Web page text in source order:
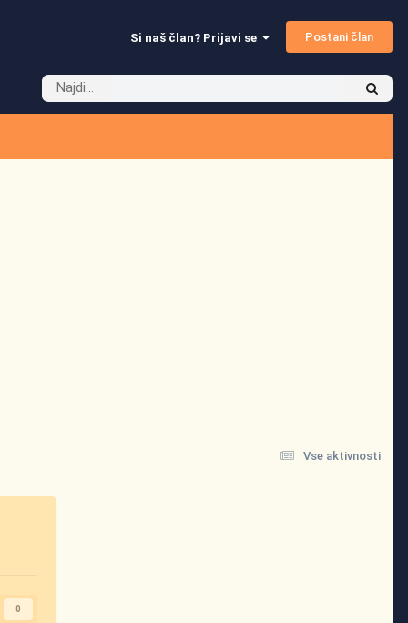
Si naš član? Prijavi se Postani član
Vse aktivnosti
0